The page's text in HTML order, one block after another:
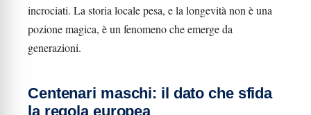
incrociati. La storia locale pesa, e la longevità non è una
pozione magica, è un fenomeno che emerge da
generazioni.
Centenari maschi: il dato che sfida
la regola europea